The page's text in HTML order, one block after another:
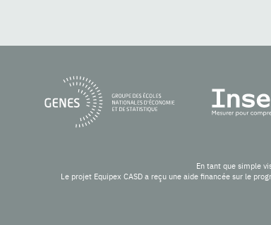
En tant que simple
Le projet Equipex CASD a reçu une aide financée sur le